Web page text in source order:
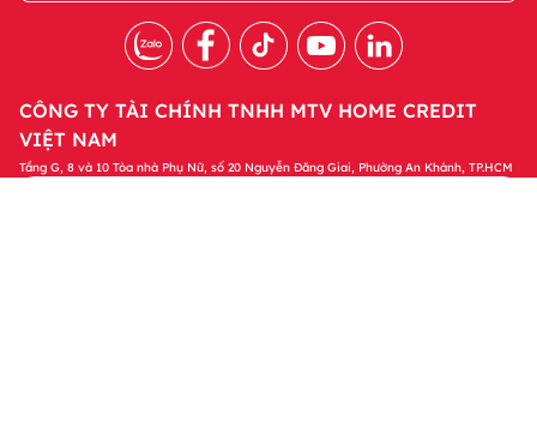
CÔNG TY TÀI CHÍNH TNHH MTV HOME CREDIT
VIỆT NAM
Tầng G, 8 và 10 Tòa nhà Phụ Nữ, số 20 Nguyễn Đăng Giai, Phường An Khánh, TP.HCM